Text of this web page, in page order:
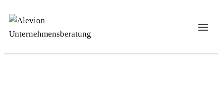
Inhalt
springen